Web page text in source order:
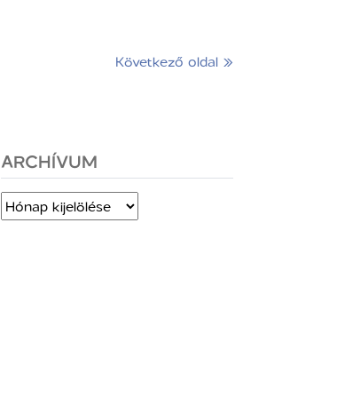
Következő oldal »
ARCHÍVUM
Archívum